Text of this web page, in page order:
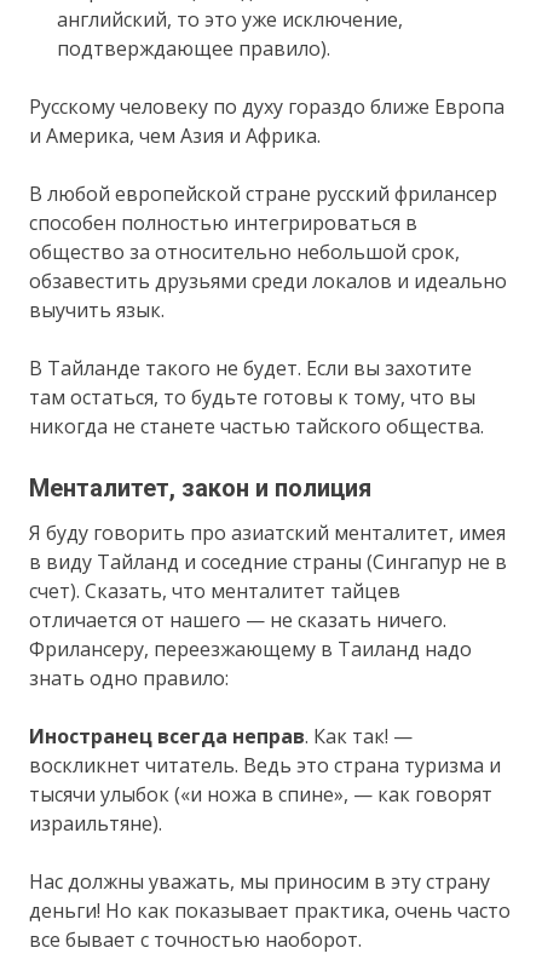
английский, то это уже исключение,
подтверждающее правило).
Русскому человеку по духу гораздо ближе Европа
и Америка, чем Азия и Африка.
В любой европейской стране русский фрилансер
способен полностью интегрироваться в
общество за относительно небольшой срок,
обзавестить друзьями среди локалов и идеально
выучить язык.
В Тайланде такого не будет. Если вы захотите
там остаться, то будьте готовы к тому, что вы
никогда не станете частью тайского общества.
Менталитет, закон и полиция
Я буду говорить про азиатский менталитет, имея
в виду Тайланд и соседние страны (Сингапур не в
счет). Сказать, что менталитет тайцев
отличается от нашего — не сказать ничего.
Фрилансеру, переезжающему в Таиланд надо
знать одно правило:
Иностранец всегда неправ. Как так! —
воскликнет читатель. Ведь это страна туризма и
тысячи улыбок («и ножа в спине», — как говорят
израильтяне).
Нас должны уважать, мы приносим в эту страну
деньги! Но как показывает практика, очень часто
все бывает с точностью наоборот.